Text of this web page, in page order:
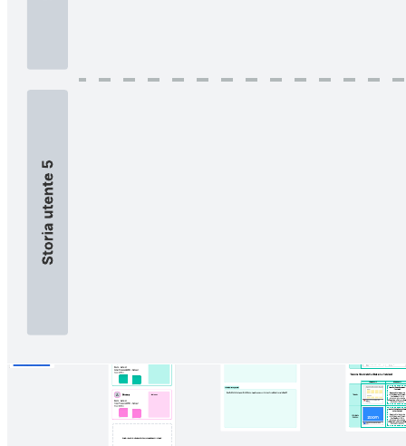
Usa una scrum board per monitorare su cosa si sta lavorando